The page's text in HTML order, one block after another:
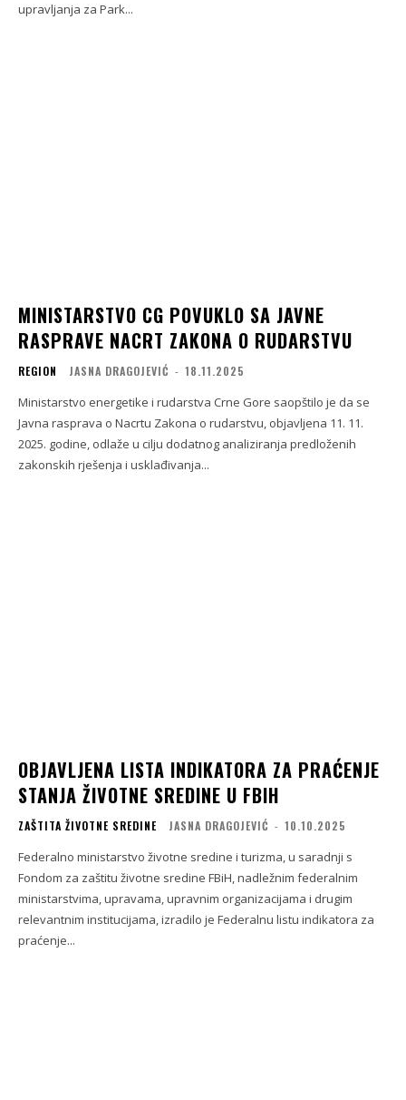
upravljanja za Park...
MINISTARSTVO CG POVUKLO SA JAVNE
RASPRAVE NACRT ZAKONA O RUDARSTVU
REGION JASNA DRAGOJEVIĆ - 18.11.2025
Ministarstvo energetike i rudarstva Crne Gore saopštilo je da se
Javna rasprava o Nacrtu Zakona o rudarstvu, objavljena 11. 11.
2025. godine, odlaže u cilju dodatnog analiziranja predloženih
zakonskih rješenja i usklađivanja...
OBJAVLJENA LISTA INDIKATORA ZA PRAĆENJE
STANJA ŽIVOTNE SREDINE U FBIH
ZAŠTITA ŽIVOTNE SREDINE JASNA DRAGOJEVIĆ - 10.10.2025
Federalno ministarstvo životne sredine i turizma, u saradnji s
Fondom za zaštitu životne sredine FBiH, nadležnim federalnim
ministarstvima, upravama, upravnim organizacijama i drugim
relevantnim institucijama, izradilo je Federalnu listu indikatora za
praćenje...